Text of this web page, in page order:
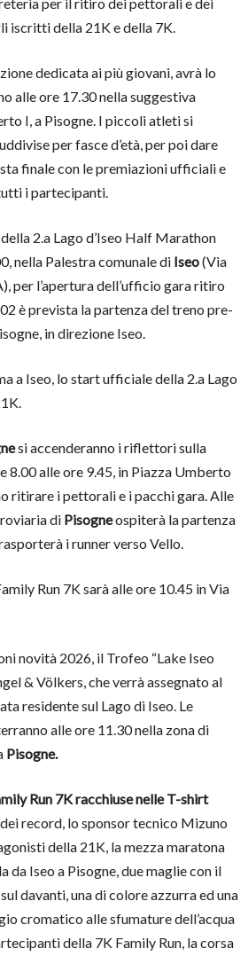
iscritti della 21K e della 7K.
dedicata ai più giovani, avrà lo
alle ore 17.30 nella suggestiva
I, a Pisogne. I piccoli atleti si
per fasce d’età, per poi dare
finale con le premiazioni ufficiali e
i partecipanti.
2.a Lago d’Iseo Half Marathon
nella Palestra comunale di Iseo(Via
per l’apertura dell’ufficio gara ritiro
è prevista la partenza del treno pre-
in direzione Iseo.
a Iseo, lo start ufficiale della 2.a Lago
si accenderanno i riflettori sulla
8.00 alle ore 9.45, in Piazza Umberto
ritirare i pettorali e i pacchi gara. Alle
di Pisogneospiterà la partenza
i runner verso Vello.
Run 7K sarà alle ore 10.45 in Via
novità 2026, il Trofeo “Lake Iseo
& Völkers, che verrà assegnato al
residente sul Lago di Iseo. Le
alle ore 11.30 nella zona di
Pisogne.
Run 7K racchiuse nelle T-shirt
record, lo sponsor tecnico Mizuno
della 21K, la mezza maratona
da Iseo a Pisogne, due maglie con il
davanti, una di colore azzurra ed una
cromatico alle sfumature dell’acqua
della 7K Family Run, la corsa